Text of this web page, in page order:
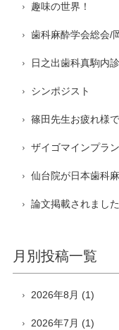
趣味の世界！
歯科麻酔学会総会/
日之出歯科真駒内
シンポジスト
篠田先生お疲れ様
ザイゴマインプラ
仙台院が日本歯科
論文掲載されました
月別投稿一覧
2026年8月 (1)
2026年7月 (1)